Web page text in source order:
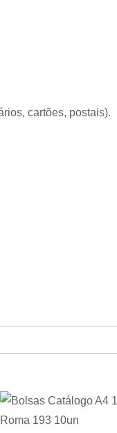
cartões, postais).